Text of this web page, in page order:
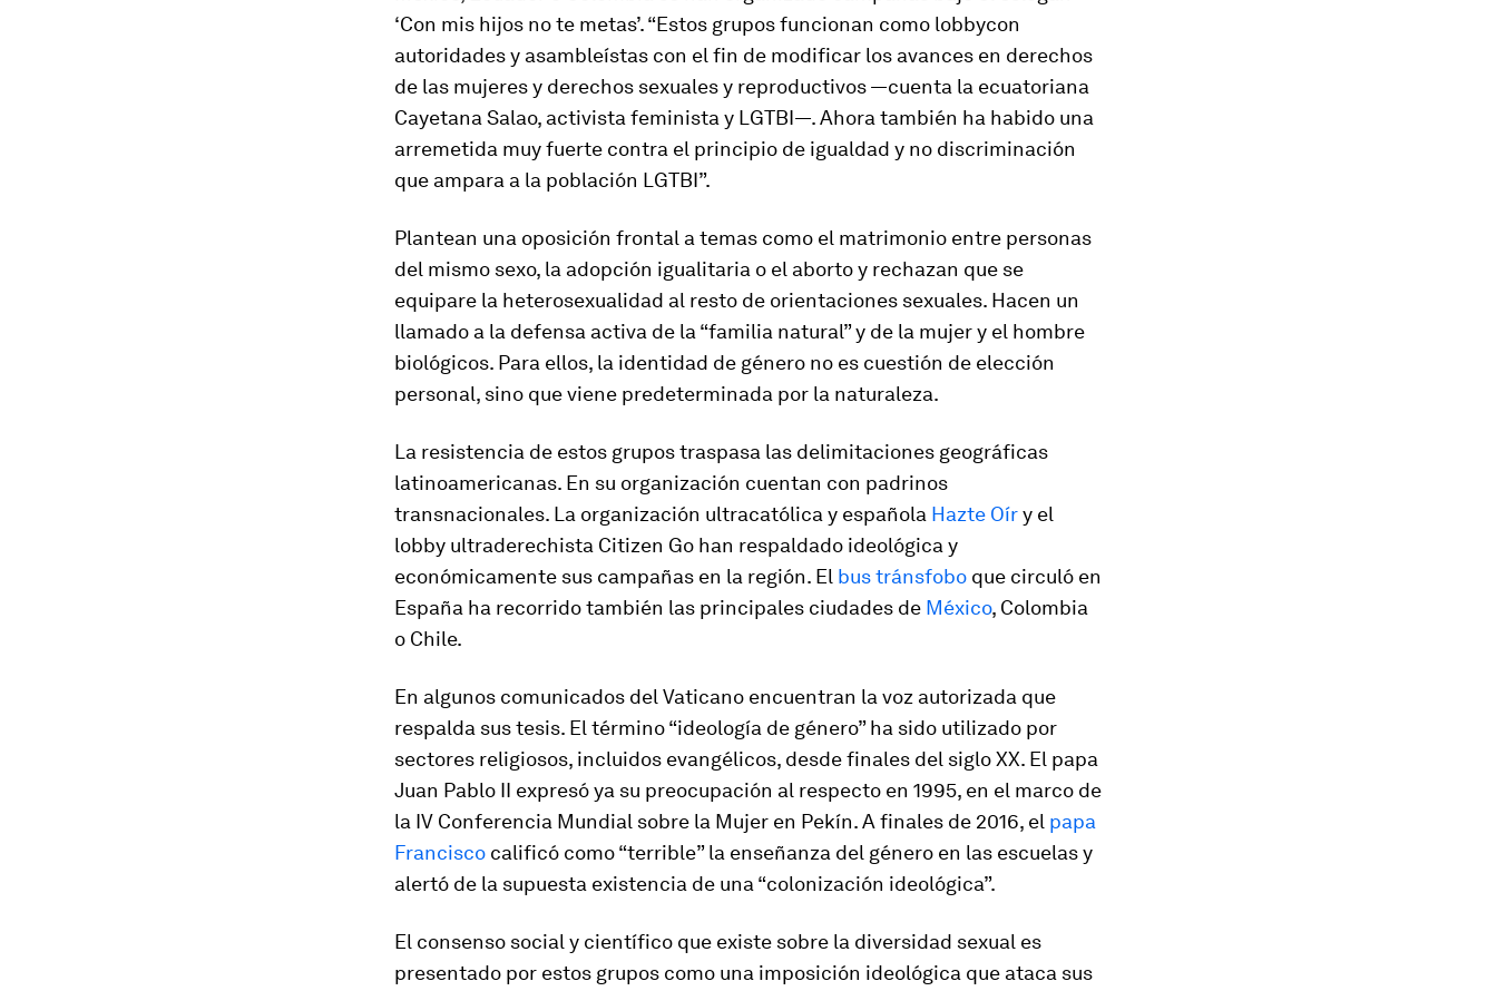
‘Con mis hijos no te metas’. “Estos grupos funcionan como lobbycon
autoridades y asambleístas con el fin de modificar los avances en derechos
de las mujeres y derechos sexuales y reproductivos —cuenta la ecuatoriana
Cayetana Salao, activista feminista y LGTBI—. Ahora también ha habido una
arremetida muy fuerte contra el principio de igualdad y no discriminación
que ampara a la población LGTBI”.
Plantean una oposición frontal a temas como el matrimonio entre personas
del mismo sexo, la adopción igualitaria o el aborto y rechazan que se
equipare la heterosexualidad al resto de orientaciones sexuales. Hacen un
llamado a la defensa activa de la “familia natural” y de la mujer y el hombre
biológicos. Para ellos, la identidad de género no es cuestión de elección
personal, sino que viene predeterminada por la naturaleza.
La resistencia de estos grupos traspasa las delimitaciones geográficas
latinoamericanas. En su organización cuentan con padrinos
transnacionales. La organización ultracatólica y española Hazte Oíry el
lobby ultraderechista Citizen Go han respaldado ideológica y
económicamente sus campañas en la región. El bus tránsfobo que circuló en
España ha recorrido también las principales ciudades de México, Colombia
o Chile.
En algunos comunicados del Vaticano encuentran la voz autorizada que
respalda sus tesis. El término “ideología de género” ha sido utilizado por
sectores religiosos, incluidos evangélicos, desde finales del siglo XX. El papa
Juan Pablo II expresó ya su preocupación al respecto en 1995, en el marco de
la IV Conferencia Mundial sobre la Mujer en Pekín. A finales de 2016, el papa
Francisco calificó como “terrible” la enseñanza del género en las escuelas y
alertó de la supuesta existencia de una “colonización ideológica”.
El consenso social y científico que existe sobre la diversidad sexual es
presentado por estos grupos como una imposición ideológica que ataca sus